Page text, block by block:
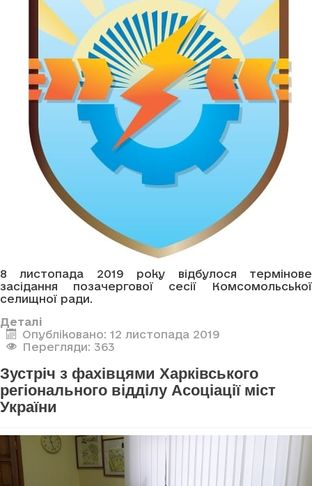
8 листопада 2019 року відбулося термінове
засідання позачергової сесії Комсомольської
селищної ради.
Деталі
Опубліковано: 12 листопада 2019
Перегляди: 363
Зустріч з фахівцями Харківського
регіонального відділу Асоціації міст
України